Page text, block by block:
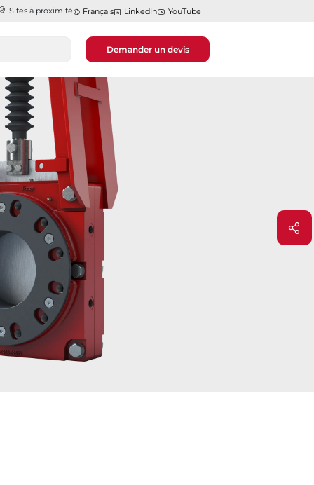
Sites à proximité Français LinkedIn YouTube
Demander un devis